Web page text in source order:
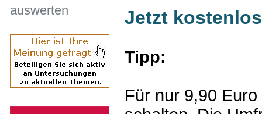
Jetzt
Tipp:
Für nur 9,90
auswerten